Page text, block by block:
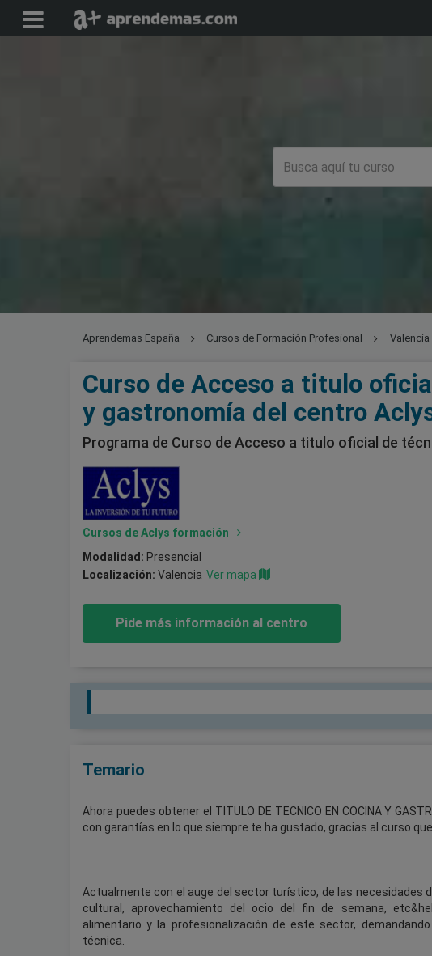
Aprendemas España Cursos de Formación Profesional Valencia
Curso de Acceso a titulo
y gastronomía del centro
Programa de Curso de Acceso a titulo oficial de
Cursos de Aclys formación
Modalidad: Presencial
Localización: Valencia Ver mapa
Pide más información al centro
Temario
Ahora puedes obtener el TITULO DE TECNICO EN COCINA Y
con garantías en lo que siempre te ha gustado, gracias al curso
Actualmente con el auge del sector turístico, de las necesidades
cultural, aprovechamiento del ocio del fin de semana,
alimentario y la profesionalización de este sector,
técnica.